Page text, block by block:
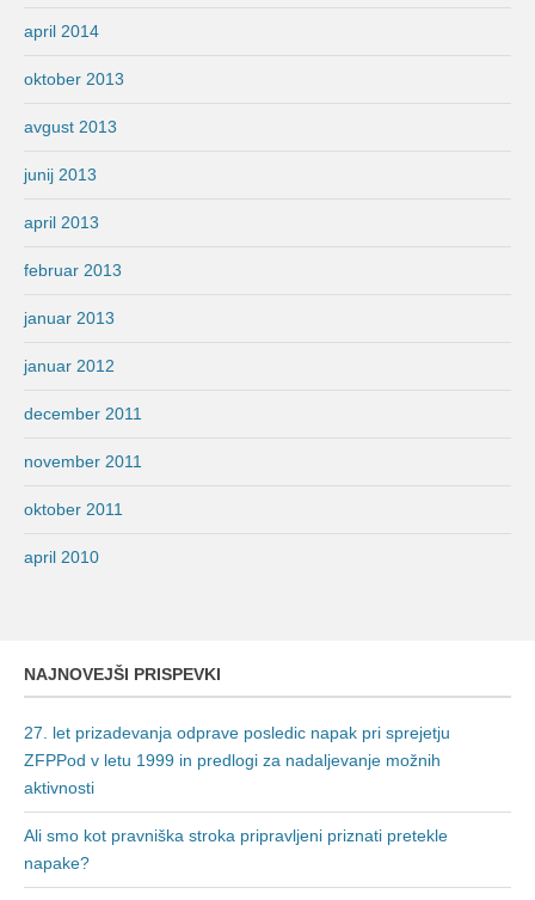
april 2014
oktober 2013
avgust 2013
junij 2013
april 2013
februar 2013
januar 2013
januar 2012
december 2011
november 2011
oktober 2011
april 2010
NAJNOVEJŠI PRISPEVKI
27. let prizadevanja odprave posledic napak pri sprejetju
ZFPPod v letu 1999 in predlogi za nadaljevanje možnih
aktivnosti
Ali smo kot pravniška stroka pripravljeni priznati pretekle
napake?